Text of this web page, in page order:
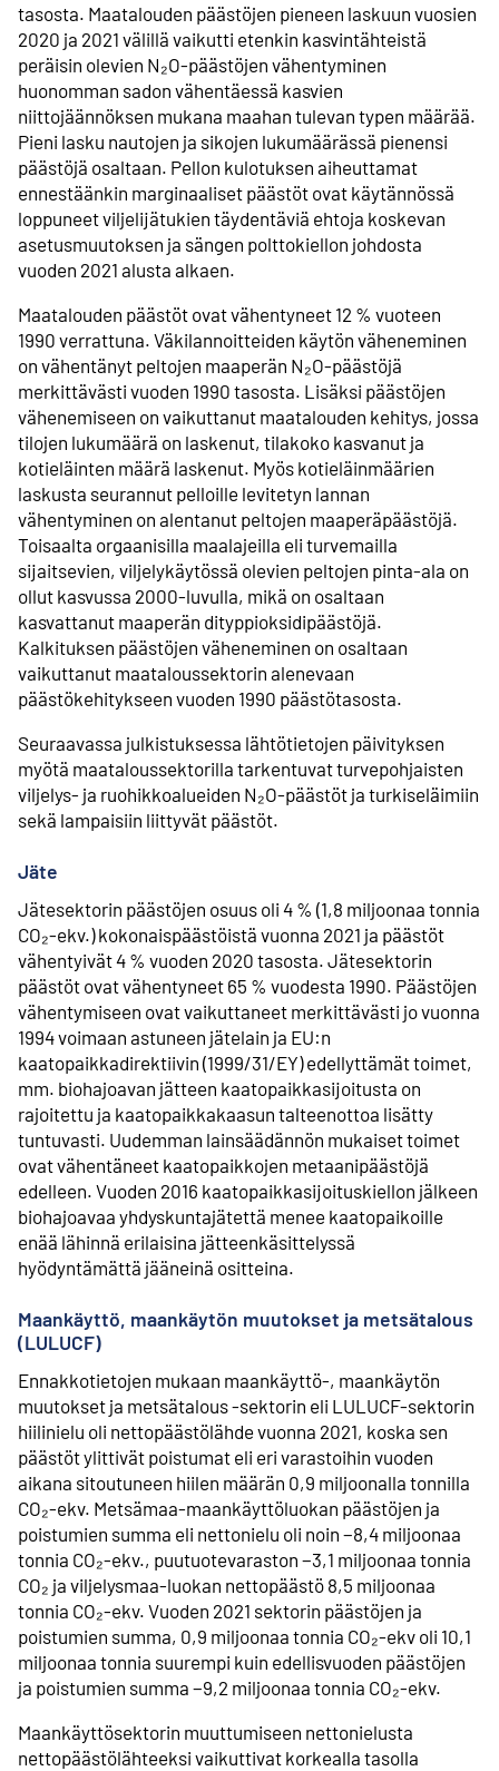
tasosta. Maatalouden päästöjen pieneen laskuun vuosien
2020 ja 2021 välillä vaikutti etenkin kasvintähteistä
peräisin olevien N₂O-päästöjen vähentyminen
huonomman sadon vähentäessä kasvien
niittojäännöksen mukana maahan tulevan typen määrää.
Pieni lasku nautojen ja sikojen lukumäärässä pienensi
päästöjä osaltaan. Pellon kulotuksen aiheuttamat
ennestäänkin marginaaliset päästöt ovat käytännössä
loppuneet viljelijätukien täydentäviä ehtoja koskevan
asetusmuutoksen ja sängen polttokiellon johdosta
vuoden 2021 alusta alkaen.
Maatalouden päästöt ovat vähentyneet 12 % vuoteen
1990 verrattuna. Väkilannoitteiden käytön väheneminen
on vähentänyt peltojen maaperän N₂O-päästöjä
merkittävästi vuoden 1990 tasosta. Lisäksi päästöjen
vähenemiseen on vaikuttanut maatalouden kehitys, jossa
tilojen lukumäärä on laskenut, tilakoko kasvanut ja
kotieläinten määrä laskenut. Myös kotieläinmäärien
laskusta seurannut pelloille levitetyn lannan
vähentyminen on alentanut peltojen maaperäpäästöjä.
Toisaalta orgaanisilla maalajeilla eli turvemailla
sijaitsevien, viljelykäytössä olevien peltojen pinta-ala on
ollut kasvussa 2000-luvulla, mikä on osaltaan
kasvattanut maaperän dityppioksidipäästöjä.
Kalkituksen päästöjen väheneminen on osaltaan
vaikuttanut maataloussektorin alenevaan
päästökehitykseen vuoden 1990 päästötasosta.
Seuraavassa julkistuksessa lähtötietojen päivityksen
myötä maataloussektorilla tarkentuvat turvepohjaisten
viljelys- ja ruohikkoalueiden N₂O-päästöt ja turkiseläimiin
sekä lampaisiin liittyvät päästöt.
Jäte
Jätesektorin päästöjen osuus oli 4 % (1,8 miljoonaa tonnia
CO₂-ekv.) kokonaispäästöistä vuonna 2021 ja päästöt
vähentyivät 4 % vuoden 2020 tasosta. Jätesektorin
päästöt ovat vähentyneet 65 % vuodesta 1990. Päästöjen
vähentymiseen ovat vaikuttaneet merkittävästi jo vuonna
1994 voimaan astuneen jätelain ja EU:n
kaatopaikkadirektiivin (1999/31/EY) edellyttämät toimet,
mm. biohajoavan jätteen kaatopaikkasijoitusta on
rajoitettu ja kaatopaikkakaasun talteenottoa lisätty
tuntuvasti. Uudemman lainsäädännön mukaiset toimet
ovat vähentäneet kaatopaikkojen metaanipäästöjä
edelleen. Vuoden 2016 kaatopaikkasijoituskiellon jälkeen
biohajoavaa yhdyskuntajätettä menee kaatopaikoille
enää lähinnä erilaisina jätteenkäsittelyssä
hyödyntämättä jääneinä ositteina.
Maankäyttö, maankäytön muutokset ja metsätalous
(LULUCF)
Ennakkotietojen mukaan maankäyttö-, maankäytön
muutokset ja metsätalous -sektorin eli LULUCF-sektorin
hiilinielu oli nettopäästölähde vuonna 2021, koska sen
päästöt ylittivät poistumat eli eri varastoihin vuoden
aikana sitoutuneen hiilen määrän 0,9 miljoonalla tonnilla
CO₂-ekv. Metsämaa-maankäyttöluokan päästöjen ja
poistumien summa eli nettonielu oli noin −8,4 miljoonaa
tonnia CO₂-ekv., puutuotevaraston −3,1 miljoonaa tonnia
CO₂ ja viljelysmaa-luokan nettopäästö 8,5 miljoonaa
tonnia CO₂-ekv. Vuoden 2021 sektorin päästöjen ja
poistumien summa, 0,9 miljoonaa tonnia CO₂-ekv oli 10,1
miljoonaa tonnia suurempi kuin edellisvuoden päästöjen
ja poistumien summa −9,2 miljoonaa tonnia CO₂-ekv.
Maankäyttösektorin muuttumiseen nettonielusta
nettopäästölähteeksi vaikuttivat korkealla tasolla